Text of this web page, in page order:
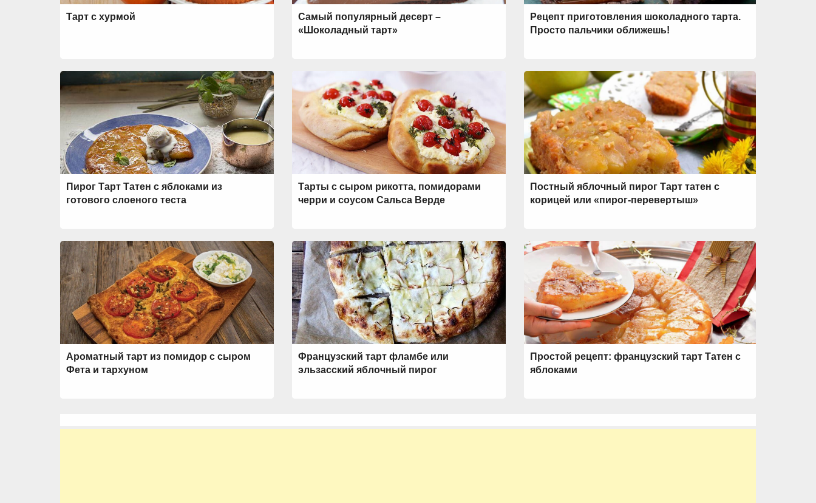
Тарт с хурмой
Самый популярный десерт –
«Шоколадный тарт»
Рецепт приготовления шоколадного тарта.
Просто пальчики оближешь!
Пирог Тарт Татен с яблоками из
готового слоеного теста
Тарты с сыром рикотта, помидорами
черри и соусом Сальса Верде
Постный яблочный пирог Тарт татен с
корицей или «пирог-перевертыш»
Ароматный тарт из помидор с сыром
Фета и тархуном
Французский тарт фламбе или
эльзасский яблочный пирог
Простой рецепт: французский тарт Татен с
яблоками